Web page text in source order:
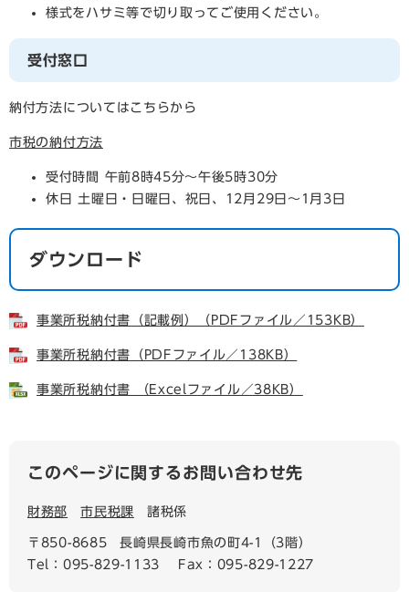
様式をハサミ等で切り取ってご使用ください。
受付窓口
納付方法についてはこちらから
市税の納付方法
受付時間 午前8時45分～午後5時30分
休日 土曜日・日曜日、祝日、12月29日～1月3日
ダウンロード
事業所税納付書（記載例）（PDFファイル／153KB）
事業所税納付書（PDFファイル／138KB）
事業所税納付書 （Excelファイル／38KB）
このページに関するお問い合わせ先
財務部 市民税課 諸税係
〒850-8685
長崎県長崎市魚の町4-1（3階）
Tel：095-829-1133
Fax：095-829-1227